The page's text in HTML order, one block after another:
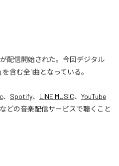
が配信開始された。今回デジタル
含む全1曲となっている。
、 Spotify、 LINE MUSIC、 YouTube
などの音楽配信サービスで聴くこと